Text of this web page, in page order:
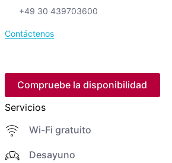
+49 30 439703600
Contáctenos
Compruebe la disponibilidad
Servicios
Wi-Fi gratuito
Desayuno